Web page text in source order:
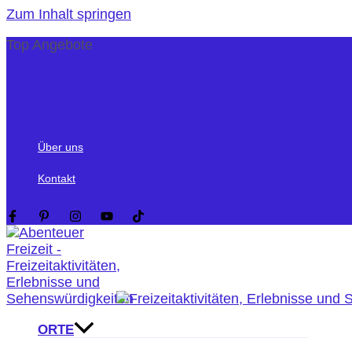
Zum Inhalt springen
Top Angebote
Über uns
Kontakt
ORTE